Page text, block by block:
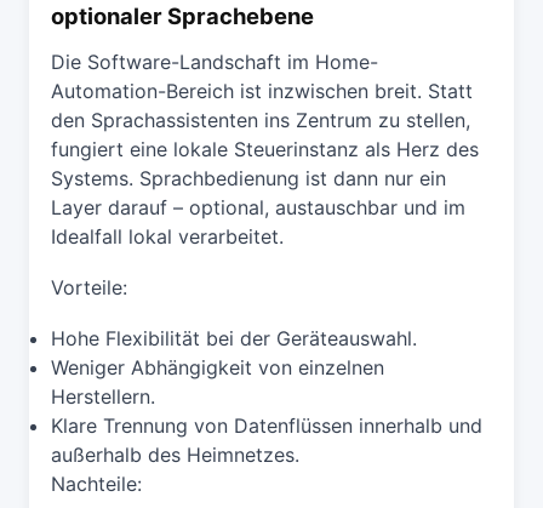
optionaler Sprachebene
Die Software-Landschaft im Home-
Automation-Bereich ist inzwischen breit. Statt
den Sprachassistenten ins Zentrum zu stellen,
fungiert eine lokale Steuerinstanz als Herz des
Systems. Sprachbedienung ist dann nur ein
Layer darauf – optional, austauschbar und im
Idealfall lokal verarbeitet.
Vorteile:
Hohe Flexibilität bei der Geräteauswahl.
Weniger Abhängigkeit von einzelnen
Herstellern.
Klare Trennung von Datenflüssen innerhalb und
außerhalb des Heimnetzes.
Nachteile: